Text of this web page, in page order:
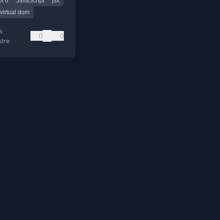
virtual dom
0 0